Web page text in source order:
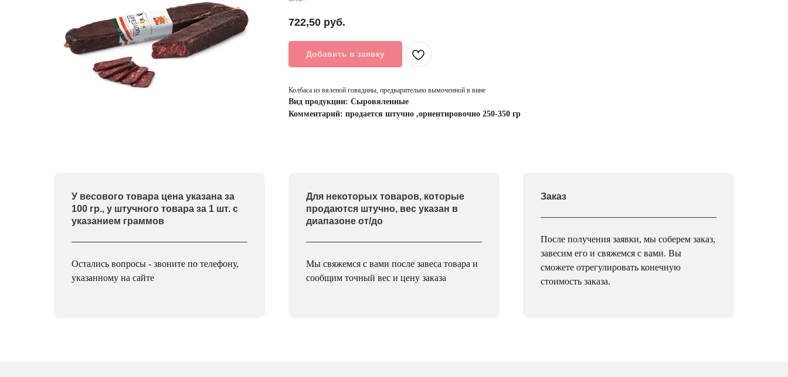
722,50 руб.
Добавить в заявку
Колбаса из вяленой говядины, предварительно вымоченной в вине
Вид продукции: Сыровяленные
Комментарий: продается штучно ,ориентировочно 250-350 гр
У весового товара цена указана за
100 гр., у штучного товара за 1 шт. с
указанием граммов
Остались вопросы - звоните по телефону,
указанному на сайте
Для некоторых товаров, которые
продаются штучно, вес указан в
диапазоне от/до
Мы свяжемся с вами после завеса товара и
сообщим точный вес и цену заказа
Заказ
После получения заявки, мы соберем заказ,
завесим его и свяжемся с вами. Вы
сможете отрегулировать конечную
стоимость заказа.